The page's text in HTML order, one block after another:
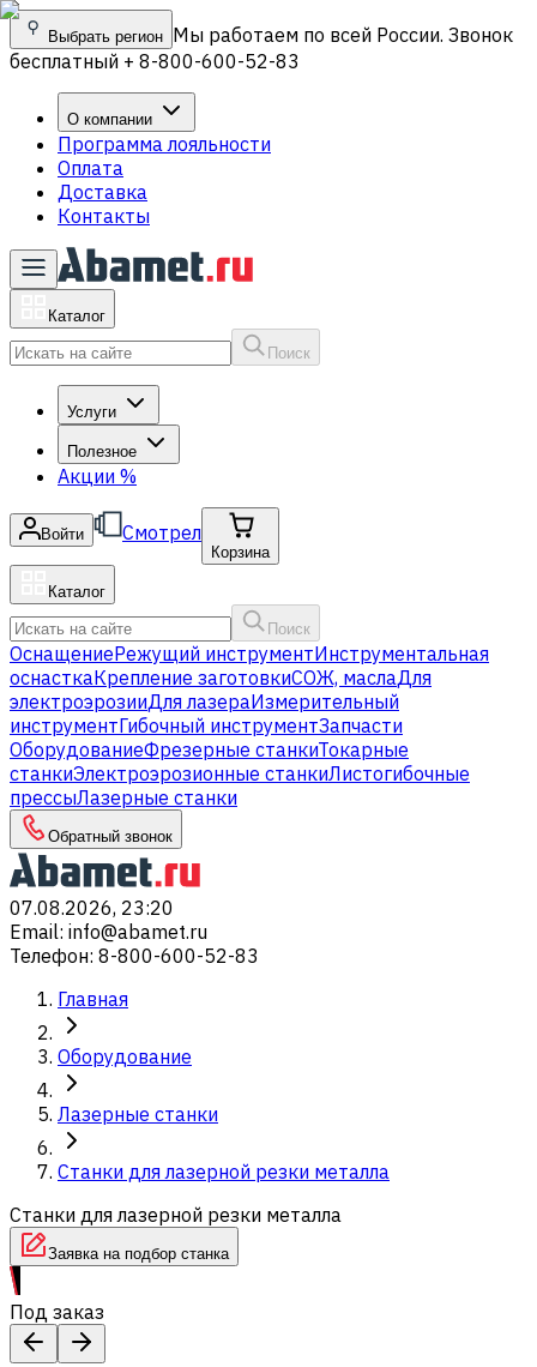
Выбрать регион Мы работаем по всей России. Звонок
бесплатный + 8-800-600-52-83
О компании
Программа лояльности
Оплата
Доставка
Контакты
Каталог
Поиск
Услуги
Полезное
Акции %
Войти Смотрел
Корзина
Каталог
Поиск
ОснащениеРежущий инструментИнструментальная
оснасткаКрепление заготовкиСОЖ, маслаДля
электроэрозииДля лазераИзмерительный
инструментГибочный инструментЗапчасти
ОборудованиеФрезерные станкиТокарные
станкиЭлектроэрозионные станкиЛистогибочные
прессыЛазерные станки
Обратный звонок
07.08.2026, 23:20
Email: info@abamet.ru
Телефон: 8-800-600-52-83
Главная
Оборудование
Лазерные станки
Станки для лазерной резки металла
Станки для лазерной резки металла
Заявка на подбор станка
Под заказ